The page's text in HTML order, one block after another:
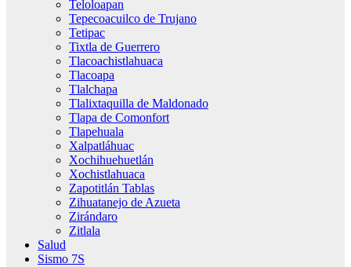
Teloloapan
Tepecoacuilco de Trujano
Tetipac
Tixtla de Guerrero
Tlacoachistlahuaca
Tlacoapa
Tlalchapa
Tlalixtaquilla de Maldonado
Tlapa de Comonfort
Tlapehuala
Xalpatláhuac
Xochihuehuetlán
Xochistlahuaca
Zapotitlán Tablas
Zihuatanejo de Azueta
Zirándaro
Zitlala
Salud
Sismo 7S